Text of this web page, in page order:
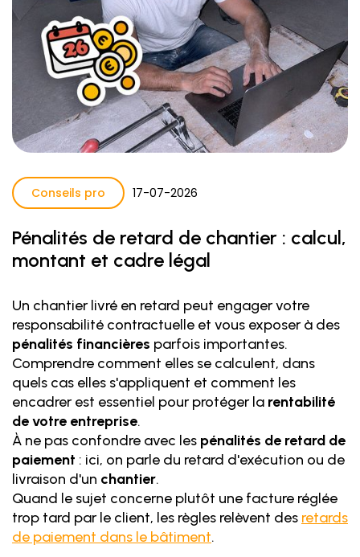
Conseils pro 17-07-2026
Pénalités de retard de chantier : calcul,
montant et cadre légal
Un chantier livré en retard peut engager votre
responsabilité contractuelle et vous exposer à des
pénalités financières parfois importantes.
Comprendre comment elles se calculent, dans
quels cas elles s'appliquent et comment les
encadrer est essentiel pour protéger la rentabilité
de votre entreprise.
À ne pas confondre avec les pénalités de retard de
paiement : ici, on parle du retard d'exécution ou de
livraison d'un chantier.
Quand le sujet concerne plutôt une facture réglée
trop tard par le client, les règles relèvent des retards
de paiement dans le bâtiment.